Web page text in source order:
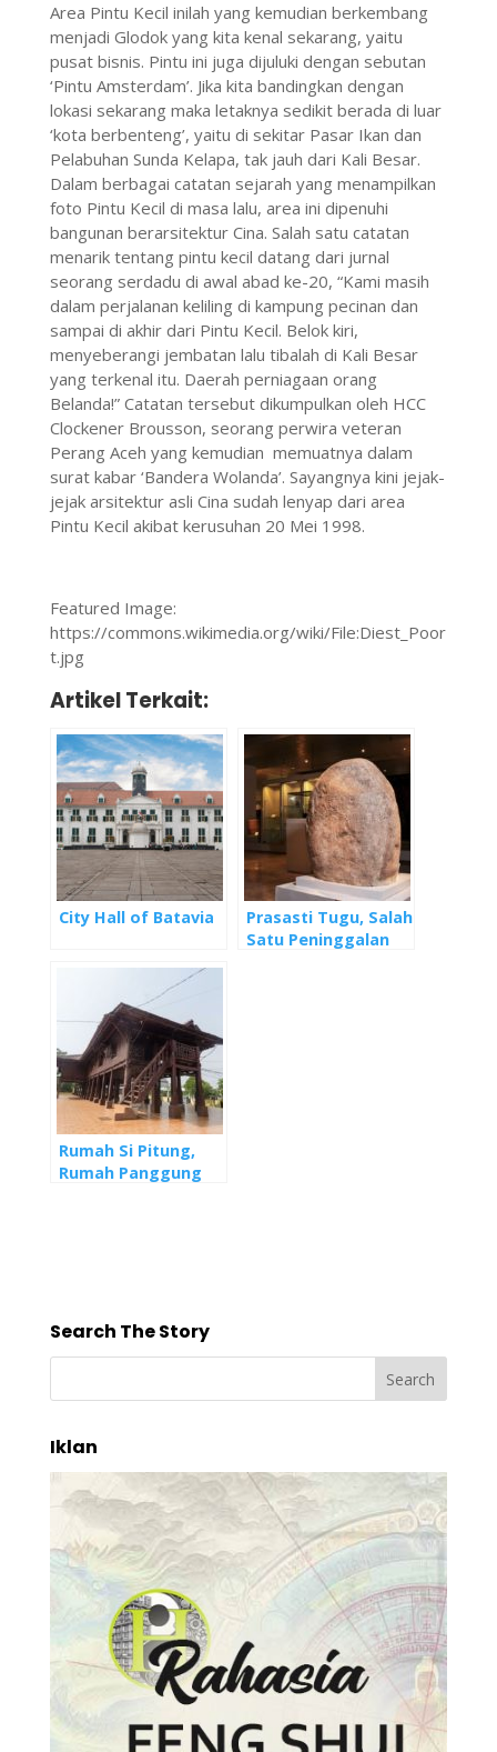
Area Pintu Kecil inilah yang kemudian berkembang
menjadi Glodok yang kita kenal sekarang, yaitu
pusat bisnis. Pintu ini juga dijuluki dengan sebutan
‘Pintu Amsterdam’. Jika kita bandingkan dengan
lokasi sekarang maka letaknya sedikit berada di luar
‘kota berbenteng’, yaitu di sekitar Pasar Ikan dan
Pelabuhan Sunda Kelapa, tak jauh dari Kali Besar.
Dalam berbagai catatan sejarah yang menampilkan
foto Pintu Kecil di masa lalu, area ini dipenuhi
bangunan berarsitektur Cina. Salah satu catatan
menarik tentang pintu kecil datang dari jurnal
seorang serdadu di awal abad ke-20, “Kami masih
dalam perjalanan keliling di kampung pecinan dan
sampai di akhir dari Pintu Kecil. Belok kiri,
menyeberangi jembatan lalu tibalah di Kali Besar
yang terkenal itu. Daerah perniagaan orang
Belanda!” Catatan tersebut dikumpulkan oleh HCC
Clockener Brousson, seorang perwira veteran
Perang Aceh yang kemudian memuatnya dalam
surat kabar ‘Bandera Wolanda’. Sayangnya kini jejak-
jejak arsitektur asli Cina sudah lenyap dari area
Pintu Kecil akibat kerusuhan 20 Mei 1998.
Featured Image:
https://commons.wikimedia.org/wiki/File:Diest_Poor
t.jpg
Artikel Terkait:
City Hall of Batavia
Prasasti Tugu, Salah
Satu Peninggalan
Rumah Si Pitung,
Rumah Panggung
Search The Story
Iklan